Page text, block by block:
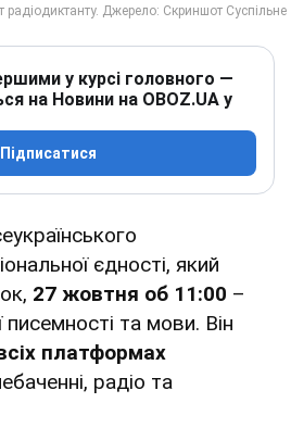
у курсі головного —
на Новини на OBOZ.UA у
Підписатися
єдності, який
27 жовтня об 11:00 –
та мови. Він
платформах
радіо та